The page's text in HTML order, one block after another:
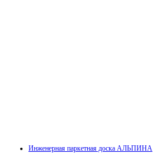
Инженерная паркетная доска АЛЬПИНА